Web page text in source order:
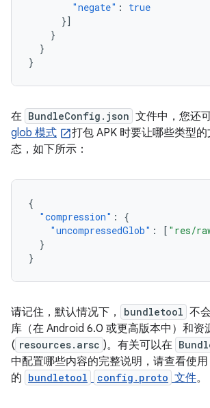
"negate" :
true
}]
}
}
}
在 BundleConfig.json 文件中，您还
glob 模式
打包 APK 时要让哪些类型
态，如下所示：
{
"compression" :
{
"uncompressedGlob" : [ "res/
}
}
请记住，默认情况下， bundletool 不
库（在 Android 6.0 或更高版本中）和资
( resources.arsc )。有关可以在
中配置哪些内容的完整说明，请查看使用
的 bundletool config.proto 文件。